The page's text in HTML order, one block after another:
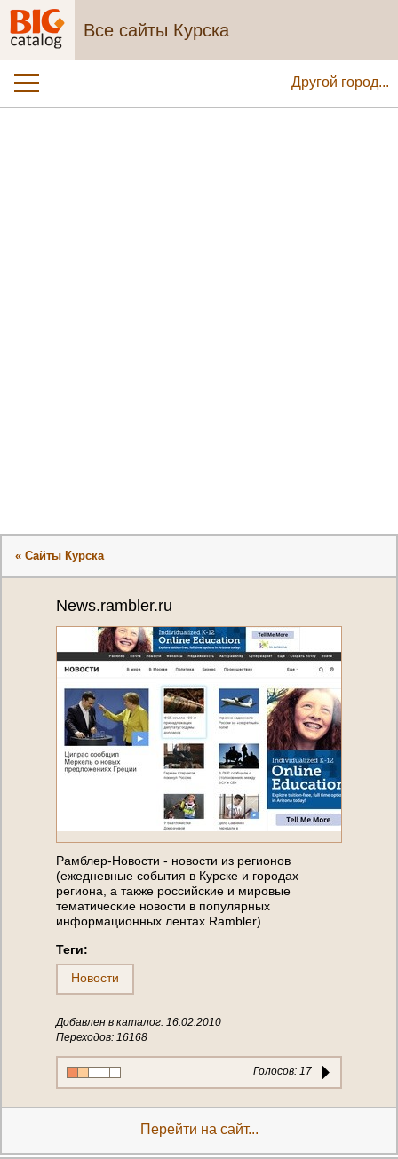
Все сайты Курска
Другой город...
« Сайты Курска
News.rambler.ru
Рамблер-Новости - новости из регионов
(ежедневные события в Курске и городах
региона, а также российские и мировые
тематические новости в популярных
информационных лентах Rambler)
Теги:
Новости
Добавлен в каталог: 16.02.2010
Переходов: 16168
Голосов: 17
Перейти на сайт...